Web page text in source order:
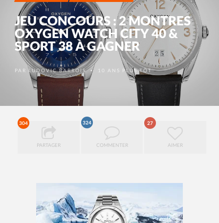
JEU CONCOURS : 2 MONTRES
OXYGEN WATCH CITY 40 &
SPORT 38 À GAGNER
PAR LUDOVIC BARROIS• 10 ANS PLUS TÔT
304
PARTAGER
324
COMMENTER
27
AIMER